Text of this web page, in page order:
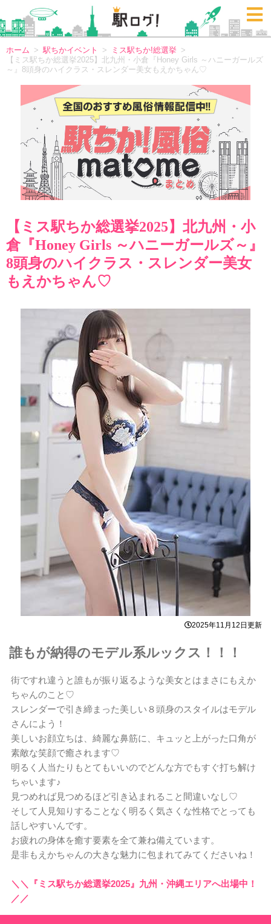
ホーム 駅ちかイベント
ミス駅ちか!総選挙
【ミス駅ちか総選挙2025】北九州・小倉『Honey Girls ～ハニーガールズ
～』8頭身のハイクラス・スレンダー美女もえかちゃん♡
【ミス駅ちか総選挙2025】北九州・小
倉『Honey Girls ～ハニーガールズ～』
8頭身のハイクラス・スレンダー美女
もえかちゃん♡
2025年11月12日更新
誰もが納得のモデル系ルックス！！！
街ですれ違うと誰もが振り返るような美女とはまさにもえか
ちゃんのこと♡
スレンダーで引き締まった美しい８頭身のスタイルはモデル
さんによう！
美しいお顔立ちは、綺麗な鼻筋に、キュッと上がった口角が
素敵な笑顔で癒されます♡
明るく人当たりもとてもいいのでどんな方でもすぐ打ち解け
ちゃいます♪
見つめれば見つめるほど引き込まれること間違いなし♡
そして人見知りすることなく明るく気さくな性格でとっても
話しやすいんです。
お疲れの身体を癒す要素を全て兼ね備えています。
是非もえかちゃんの大きな魅力に包まれてみてくださいね！
＼＼『ミス駅ちか総選挙2025』九州・沖縄エリアへ出場中！
／／